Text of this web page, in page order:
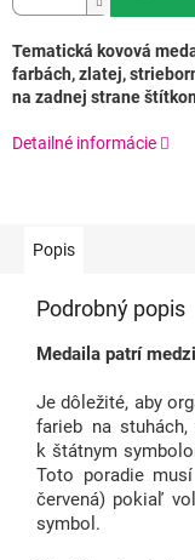
Tematická kovová
farbách, zlatej,
na zadnej strane
Detailné informácie
Popis
Podrobný popis
Medaila patrí
Je dôležité, aby
farieb na
k štátnym
Toto poradie
červená) pokiaľ
symbol.